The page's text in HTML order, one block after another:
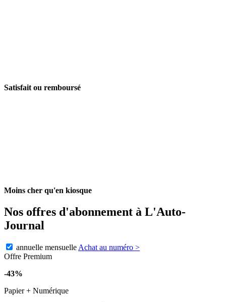
Satisfait ou remboursé
Moins cher qu'en kiosque
Nos offres d'abonnement à L'Auto-
Journal
annuelle mensuelleAchat au numéro >
Offre Premium
-43%
Papier + Numérique